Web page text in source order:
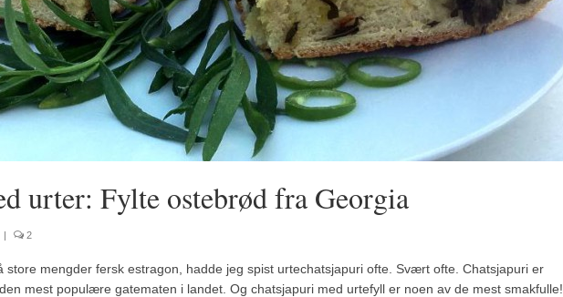
urter: Fylte ostebrød fra Georgia
| 2
store mengder fersk estragon, hadde jeg spist urtechatsjapuri ofte. Svært ofte. Chatsjapuri er
mest populære gatematen i landet. Og chatsjapuri med urtefyll er noen av de mest smakfulle!